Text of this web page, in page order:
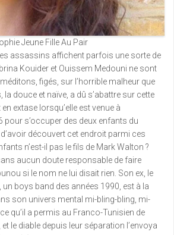
Jeune Fille Au Pair
assassins affichent parfois une sorte de
Kouider et Ouissem Medouni ne sont
figés, sur l’horrible malheur que
la douce et naïve, a dû s’abattre sur cette
extase lorsqu’elle est venue à
pour s’occuper des deux enfants du
découvert cet endroit parmi ces
n’est-il pas le fils de Mark Walton ?
aucun doute responsable de faire
si le nom ne lui disait rien. Son ex, le
boys band des années 1990, est à la
son univers mental mi-bling-bling, mi-
qu’il a permis au Franco-Tunisien de
le diable depuis leur séparation l’envoya